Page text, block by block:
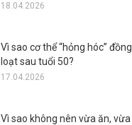
18.04.2026
Vì sao cơ thể “hỏng hóc” đồng
loạt sau tuổi 50?
17.04.2026
Vì sao không nên vừa ăn, vừa